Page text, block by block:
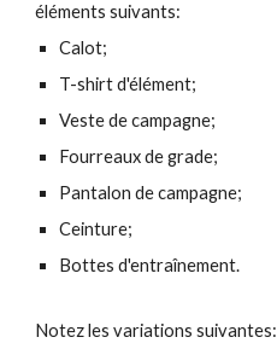
éléments suivants:
Calot;
T-shirt d'élément;
Veste de campagne;
Fourreaux de grade;
Pantalon de campagne;
Ceinture;
Bottesd'entraînement.
Notez les variations suivantes: